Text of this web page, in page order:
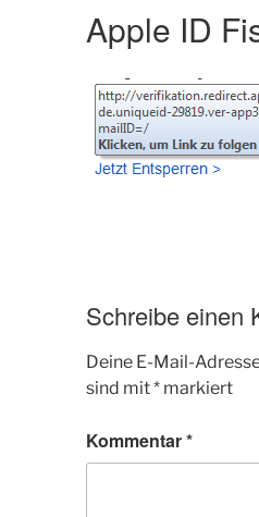
Apple ID
Schreibe einen
Deine E-Mail-
sind mit* markiert
Kommentar*